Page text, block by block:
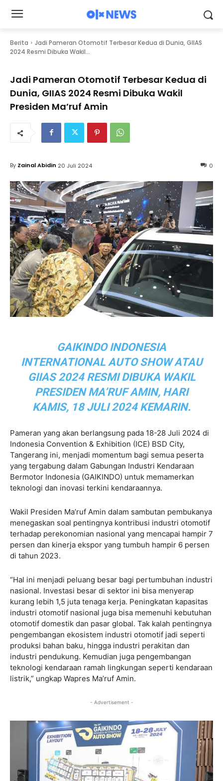
Berita
Jadi Pameran Otomotif Terbesar Kedua di Dunia, GIIAS
2024 Resmi Dibuka Wakil...
Jadi Pameran Otomotif Terbesar Kedua di
Dunia, GIIAS 2024 Resmi Dibuka Wakil
Presiden Ma’ruf Amin
0
By Zainal Abidin 20 Juli 2024
GAIKINDO INDONESIA
INTERNATIONAL AUTO SHOW ATAU
GIIAS 2024 RESMI DIBUKA WAKIL
PRESIDEN MA’RUF AMIN, HARI
KAMIS, 18 JULI 2024 KEMARIN.
Pameran yang akan berlangsung pada 18-28 Juli 2024 di
Indonesia Convention & Exhibition (ICE) BSD City,
Tangerang ini, menjadi momentum bagi semua peserta
yang tergabung dalam Gabungan Industri Kendaraan
Bermotor Indonesia (GAIKINDO) untuk memamerkan
teknologi dan inovasi terkini kendaraannya.
Wakil Presiden Ma’ruf Amin dalam sambutan pembukanya
menegaskan soal pentingnya kontribusi industri otomotif
terhadap perekonomian nasional yang mencapai hampir 7
persen dan kinerja ekspor yang tumbuh hampir 6 persen
di tahun 2023.
“Hal ini menjadi peluang besar bagi pertumbuhan industri
nasional. Investasi besar di sektor ini bisa menyerap
kurang lebih 1,5 juta tenaga kerja. Peningkatan kapasitas
industri otomotif nasional juga bisa memenuhi kebutuhan
otomotif domestik dan pasar global. Tak kalah pentingnya
pengembangan ekosistem industri otomotif jadi seperti
produksi bahan baku, hingga industri perakitan dan
industri pendukung. Kemudian juga pengembangan
teknologi kendaraan ramah lingkungan seperti kendaraan
listrik,” ungkap Wapres Ma’ruf Amin.
- Advertisement -